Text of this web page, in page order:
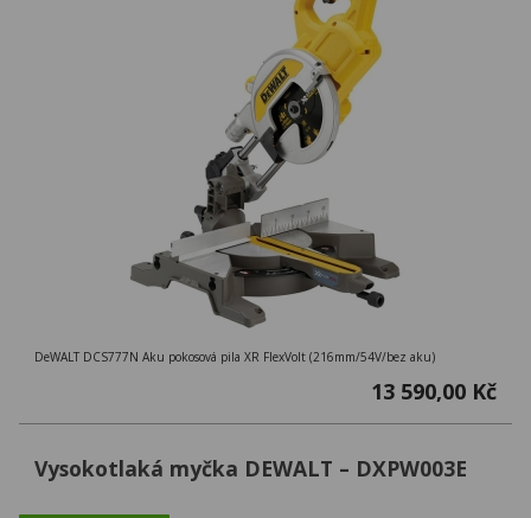
DeWALT DCS777N Aku pokosová pila XR FlexVolt (216mm/54V/bez aku)
13 590,00 Kč
Vysokotlaká myčka DEWALT – DXPW003E